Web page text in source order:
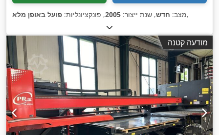
מצב: חדש, שנת ייצור: 2005, פונקציונליות: פועל באופן מלא ,
מודעה קטנה